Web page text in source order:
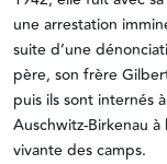
une arrestation
suite d’une
père, son frère
puis ils sont internés
Auschwitz-Birkenau
vivante des camps.